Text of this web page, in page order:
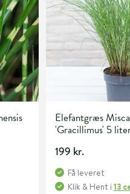
Elefantgræs
'Gracillimus' 5
199 kr.
Få leveret
Klik & Hent i 13